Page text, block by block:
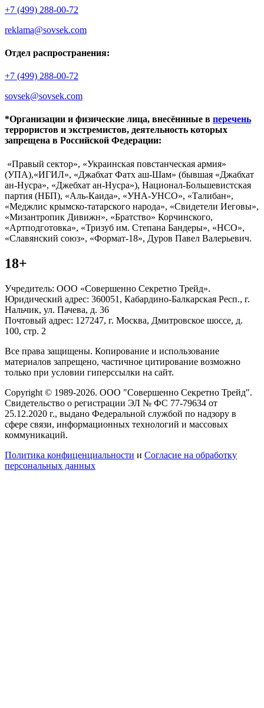
+7 (499) 288-00-72
reklama@sovsek.com
Отдел распространения:
+7 (499) 288-00-72
sovsek@sovsek.com
*Организации и физические лица, внесённные в перечень
террористов и экстремистов, деятельность которых
запрещена в Российской Федерации:
«Правый сектор», «Украинская повстанческая армия»
(УПА),«ИГИЛ», «Джабхат Фатх аш-Шам» (бывшая «Джабхат
ан-Нусра», «Джебхат ан-Нусра»), Национал-Большевистская
партия (НБП), «Аль-Каида», «УНА-УНСО», «Талибан»,
«Меджлис крымско-татарского народа», «Свидетели Иеговы»,
«Мизантропик Дивижн», «Братство» Корчинского,
«Артподготовка», «Тризуб им. Степана Бандеры», «НСО»,
«Славянский союз», «Формат-18», Дуров Павел Валерьевич.
18+
Учредитель: ООО «Совершенно Секретно Трейд».
Юридический адрес: 360051, Кабардино-Балкарская Респ., г.
Нальчик, ул. Пачева, д. 36
Почтовый адрес: 127247, г. Москва, Дмитровское шоссе, д.
100, стр. 2
Все права защищены. Копирование и использование
материалов запрещено, частичное цитирование возможно
только при условии гиперссылки на сайт.
Copyright © 1989-2026. ООО "Совершенно Секретно Трейд".
Свидетельство о регистрации ЭЛ № ФС 77-79634 от
25.12.2020 г., выдано Федеральной службой по надзору в
сфере связи, информационных технологий и массовых
коммуникаций.
Политика конфиценциальности и Согласие на обработку
персональных данных